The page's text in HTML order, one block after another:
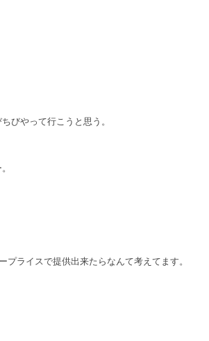
びやって行こうと思う。
ライスで提供出来たらなんて考えてます。